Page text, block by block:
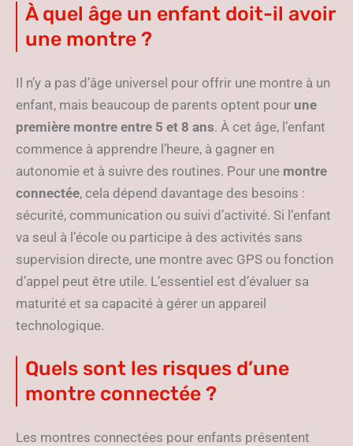
À quel âge un enfant doit-il avoir
une montre ?
Il n’y a pas d’âge universel pour offrir une montre à un
enfant, mais beaucoup de parents optent pour une
première montre entre 5 et 8 ans. À cet âge, l’enfant
commence à apprendre l’heure, à gagner en
autonomie et à suivre des routines. Pour une montre
connectée, cela dépend davantage des besoins :
sécurité, communication ou suivi d’activité. Si l’enfant
va seul à l’école ou participe à des activités sans
supervision directe, une montre avec GPS ou fonction
d’appel peut être utile. L’essentiel est d’évaluer sa
maturité et sa capacité à gérer un appareil
technologique.
Quels sont les risques d’une
montre connectée ?
Les montres connectées pour enfants présentent